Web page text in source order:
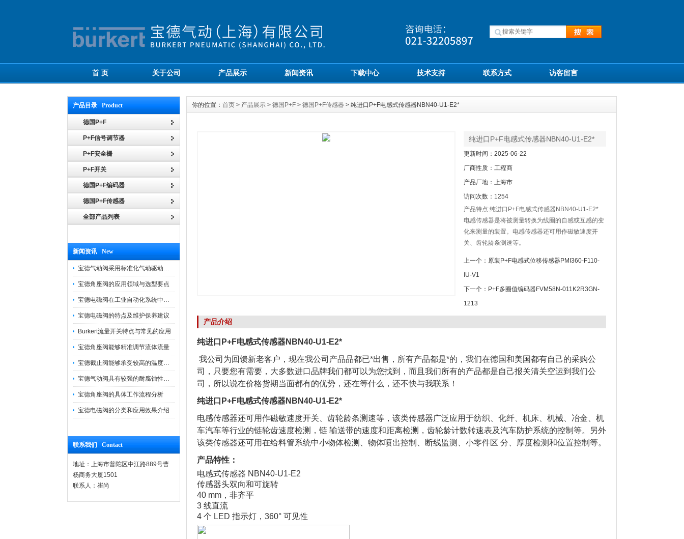
首 页 关于公司 产品展示 新闻资讯 下载中心 技术支持 联系方式 访客留言
产品目录 Product
德国P+F
P+F信号调节器
P+F安全栅
P+F开关
德国P+F编码器
德国P+F传感器
全部产品列表
新闻资讯 New
宝德气动阀采用标准化气动驱动设计，可匹配各类工业气源工况
宝德角座阀的应用领域与选型要点
宝德电磁阀在工业自动化系统中的作用
宝德电磁阀的特点及维护保养建议
Burkert流量开关特点与常见的应用
宝德角座阀能够精准调节流体流量
宝德截止阀能够承受较高的温度和压力
宝德气动阀具有较强的耐腐蚀性和抗震性
宝德角座阀的具体工作流程分析
宝德电磁阀的分类和应用效果介绍
联系我们 Contact
地址：上海市普陀区中江路889号曹
杨商务大厦1501
联系人：崔尚
你的位置： 首页 > 产品展示 > 德国P+F > 德国P+F传感器 > 纯进口P+F电感式传感器NBN40-U1-E2*
纯进口P+F电感式传感器NBN40-U1-E2*
更新时间：2025-06-22
厂商性质：工程商
产品厂地：上海市
访问次数：1254
产品特点:纯进口P+F电感式传感器NBN40-U1-E2*
电感传感器是将被测量转换为线圈的自感或互感的变
化来测量的装置。电感传感器还可用作磁敏速度开
关、齿轮龄条测速等。
上一个： 原装P+F电感式位移传感器PMI360-F110-
IU-V1
下一个： P+F多圈值编码器FVM58N-011K2R3GN-
1213
产品介绍
纯进口P+F电感式传感器NBN40-U1-E2*
我公司为回馈新老客户，现在我公司产品品都已*出售，所有产品都是*的，我们在德国和美国都有自己的采购公
司，只要您有需要，大多数进口品牌我们都可以为您找到，而且我们所有的产品都是自己报关清关空运到我们公
司，所以说在价格货期当面都有的优势，还在等什么，还不快与我联系！
纯进口P+F电感式传感器NBN40-U1-E2*
电感传感器还可用作磁敏速度开关、齿轮龄条测速等，该类传感器广泛应用于纺织、化纤、机床、机械、冶金、机
车汽车等行业的链轮齿速度检测，链 输送带的速度和距离检测，齿轮龄计数转速表及汽车防护系统的控制等。另外
该类传感器还可用在给料管系统中小物体检测、物体喷出控制、断线监测、小零件区 分、厚度检测和位置控制等。
产品特性：
电感式传感器 NBN40-U1-E2
传感器头双向和可旋转
40 mm，非齐平
3 线直流
4 个 LED 指示灯，360° 可见性